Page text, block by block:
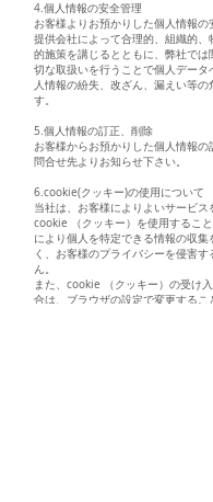
4.個人情報の安全管理
お客様よりお預かりした個人情報の
提供会社によって合理的、組織的、
的施策を講じるとともに、弊社では
切な取扱いを行うことで個人データ
人情報の紛失、改ざん、漏えい等の
す。
5.個人情報の訂正、削除
お客様からお預かりした個人情報
問合せ先よりお知らせ下さい。
6.cookie(クッキー)の使用について
当社は、お客様によりよいサービス
cookie （クッキー）を使用するこ
により個人を特定できる情報の収集
く、お客様のプライバシーを侵害
ん。
また、cookie （クッキー）の受け
合は、ブラウザの設定で変更するこ